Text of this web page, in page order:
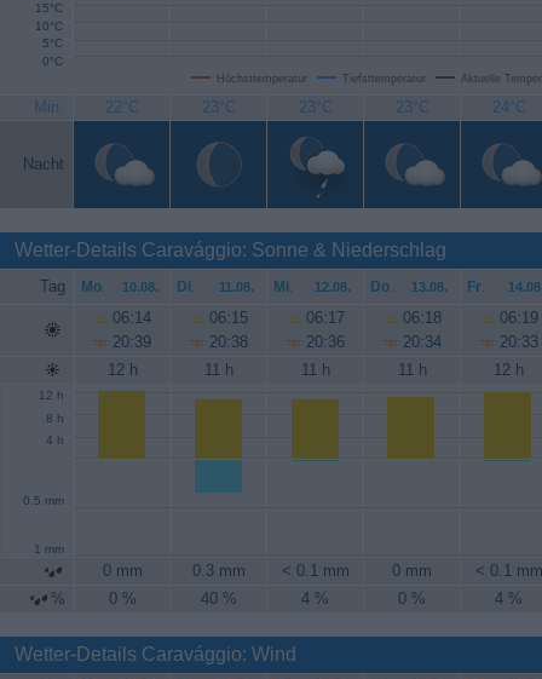
Höchsttemperatur Tiefsttemperatur Aktuelle
0°C
5°C
10°C
15°C
Min. 22°C 23°C 23°C 23°C 24°C
Nacht
Wetter-Details Caravággio: Sonne & Niederschlag
Tag Mo. 10.08. Di. 11.08. Mi. 12.08. Do. 13.08. Fr.
06:14
20:39
06:15
20:38
06:17
20:36
06:18
20:34
06:19
20:33
12 h
11 h 11 h 11 h 12 h
4 h
8 h
12 h
0.5 mm
1 mm
0 mm 0.3 mm < 0.1 mm 0 mm
< 0.1 mm
%
0 % 40 % 4 % 0 % 4 %
Wetter-Details Caravággio: Wind